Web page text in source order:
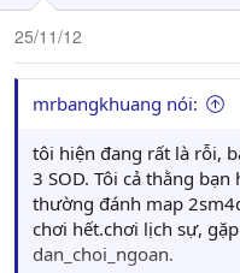
25/11/12
mrbangkhuang nói:
tôi hiện đang rất là rỗi,
3 SOD. Tôi cả thằng
thường đánh map
chơi hết.chơi lịch sự,
dan_choi_ngoan.